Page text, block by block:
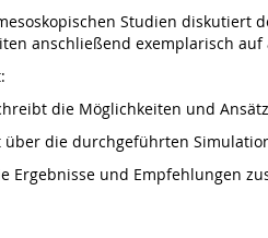
Studien
anschließend exemplarisch
die Möglichkeiten und
die durchgeführten
Ergebnisse und Empfehlungen